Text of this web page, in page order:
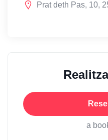
Prat deth Pas, 10,
a